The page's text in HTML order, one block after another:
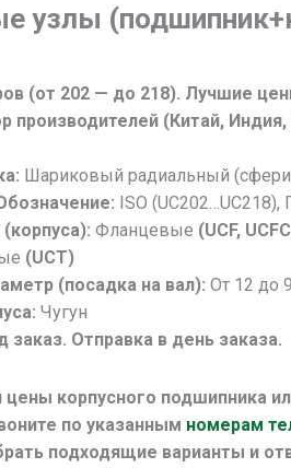
узлы
(от 202 — до 218). Лучшие
производителей (Китай,
Шариковый радиальный
ISO
Фланцевые (UCF,
(UCT)
(посадка на вал): От 12 до
Чугун
заказ. Отправка в день заказа.
цены корпусного подшипника
по указанным номерам
подходящие варианты и